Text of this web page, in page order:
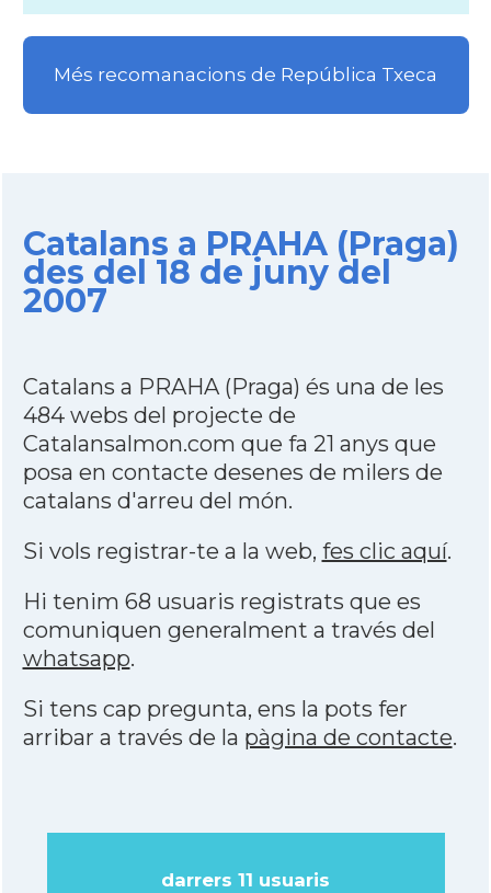
Més recomanacions de República Txeca
Catalans a PRAHA (Praga)
des del 18 de juny del
2007
Catalans a PRAHA (Praga) és una de les
484 webs del projecte de
Catalansalmon.com que fa 21 anys que
posa en contacte desenes de milers de
catalans d'arreu del món.
Si vols registrar-te a la web, fes clic aquí.
Hi tenim 68 usuaris registrats que es
comuniquen generalment a través del
whatsapp.
Si tens cap pregunta, ens la pots fer
arribar a través de la pàgina de contacte.
darrers 11 usuaris